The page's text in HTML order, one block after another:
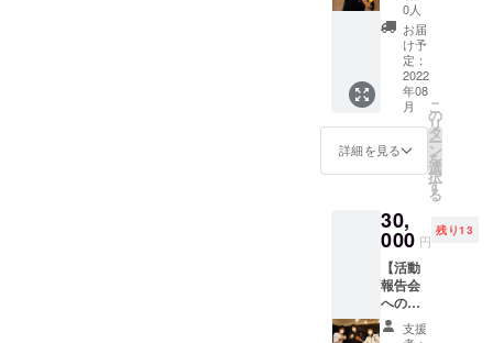
式Tシャ
ツ
（Desig
ned by
KOHEI
YANAG
ISWA）
WHITE
＋丸山
講師サ
イン付
イベー
トTシャ
ツ】
0人
お届
け予
定：
2022
年08
月
詳細を見る
こ
の
リ
タ
ー
ン
を
選
択
す
る
30,
000 円
残り13
【活動
報告会
へのご
招待＋
2022公
支援